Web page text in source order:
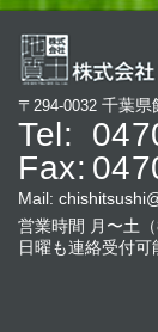
〒294-0032 千葉県
Tel:
Fax:
Mail:
営業時間 月〜土（
日曜も連絡受付可